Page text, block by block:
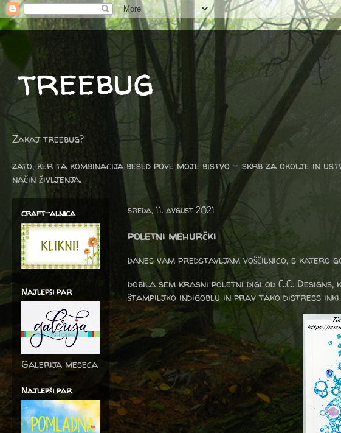
treebug
Zakaj treebug?
zato, ker ta kombinacija besed pove moje bistvo - skrb za okolje
način življenja.
sreda, 11. avgust 2021
poletni mehurčki
danes vam predstavljam voščilnico, s katero
dobila sem krasni poletni digi od C.C.
štampiljko indigoblu in prav tako distress inki.
craft-alnica
Najlepši par
Galerija meseca
Najlepši par